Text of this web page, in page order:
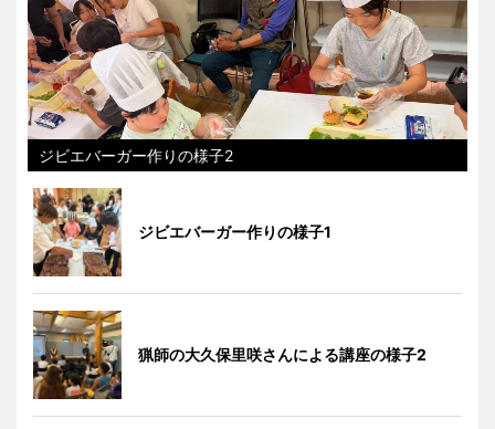
ジビエバーガー作りの様子2
ジビエバーガー作りの様子1
猟師の大久保里咲さんによる講座の様子2